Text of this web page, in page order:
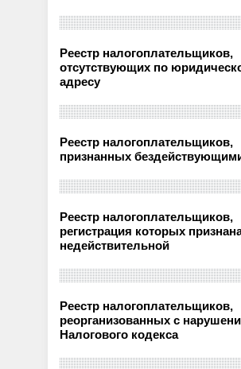
Реестр налогоплательщиков,
отсутствующих по
адресу
Реестр налогоплательщиков,
признанных
Реестр налогоплательщиков,
регистрация которых
недействительной
Реестр налогоплательщиков,
реорганизованных с
Налогового кодекса